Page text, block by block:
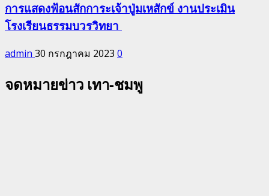
การแสดงฟ้อนสักการะเจ้าปู่มเหสักข์ งานประเมิน
โรงเรียนธรรมบวรวิทยา
admin 30 กรกฎาคม 2023 0
จดหมายข่าว เทา-ชมพู